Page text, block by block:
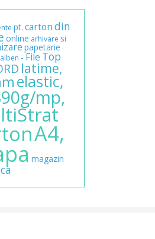
pt. cartondin
online arhivare si
papetarie
-File Top
latime,
elastic,
mp,
A4,
magazin